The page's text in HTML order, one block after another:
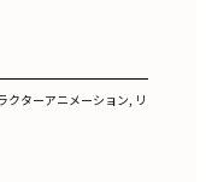
ターアニメーション, リ